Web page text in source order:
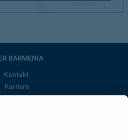
BARMENIA
Kontakt
Karriere